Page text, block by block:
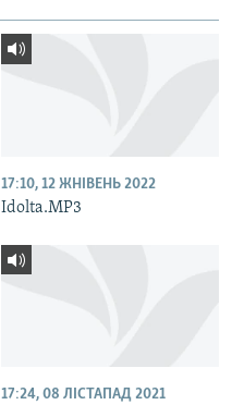
17:10, 12 ЖНІВЕНЬ 2022
Idolta.MP3
17:24, 08 ЛІСТАПАД 2021